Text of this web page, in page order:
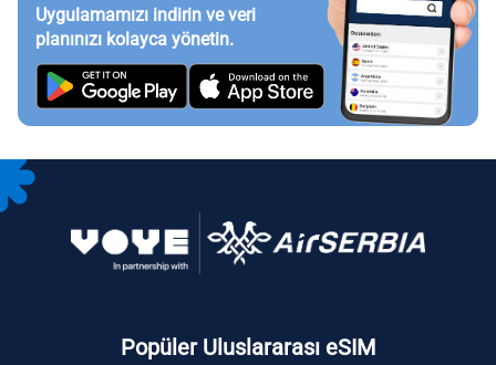
Uygulamamızı indirin ve veri
planınızı kolayca yönetin.
Popüler Uluslararası eSIM